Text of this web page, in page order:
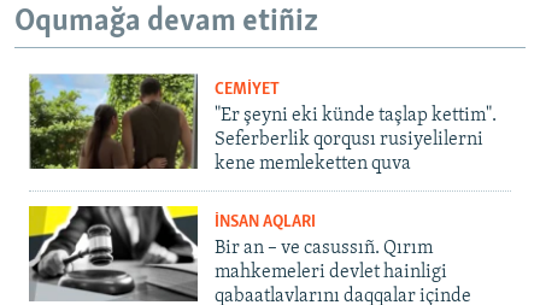
Oqumağa devam etiñiz
CEMİYET
"Er şeyni eki künde taşlap kettim".
Seferberlik qorqusı rusiyelilerni
kene memleketten quva
İNSAN AQLARI
Bir an – ve casussıñ. Qırım
mahkemeleri devlet hainligi
qabaatlavlarını daqqalar içinde